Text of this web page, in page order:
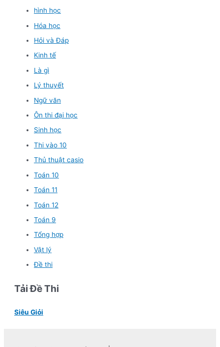
hình học
Hóa học
Hỏi và Đáp
Kinh tế
Là gì
Lý thuyết
Ngữ văn
Ôn thi đại học
Sinh học
Thi vào 10
Thủ thuật casio
Toán 10
Toán 11
Toán 12
Toán 9
Tổng hợp
Vật lý
Đề thi
Tải Đề Thi
Siêu Giỏi